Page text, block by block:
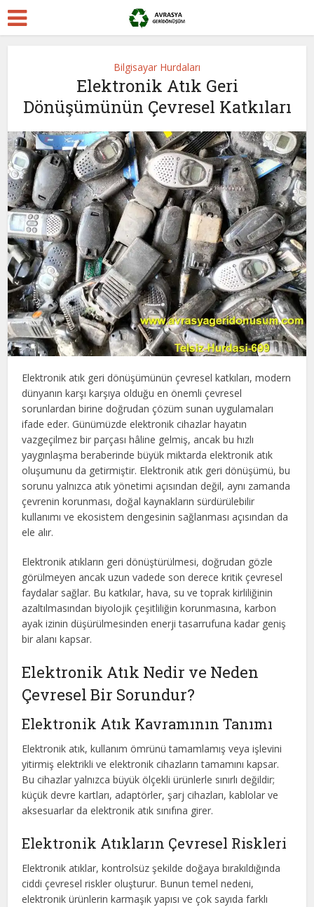
Bilgisayar Hurdaları
Elektronik Atık Geri
Dönüşümünün Çevresel Katkıları
Elektronik atık geri dönüşümünün çevresel katkıları, modern
dünyanın karşı karşıya olduğu en önemli çevresel
sorunlardan birine doğrudan çözüm sunan uygulamaları
ifade eder. Günümüzde elektronik cihazlar hayatın
vazgeçilmez bir parçası hâline gelmiş, ancak bu hızlı
yaygınlaşma beraberinde büyük miktarda elektronik atık
oluşumunu da getirmiştir. Elektronik atık geri dönüşümü, bu
sorunu yalnızca atık yönetimi açısından değil, aynı zamanda
çevrenin korunması, doğal kaynakların sürdürülebilir
kullanımı ve ekosistem dengesinin sağlanması açısından da
ele alır.
Elektronik atıkların geri dönüştürülmesi, doğrudan gözle
görülmeyen ancak uzun vadede son derece kritik çevresel
faydalar sağlar. Bu katkılar, hava, su ve toprak kirliliğinin
azaltılmasından biyolojik çeşitliliğin korunmasına, karbon
ayak izinin düşürülmesinden enerji tasarrufuna kadar geniş
bir alanı kapsar.
Elektronik Atık Nedir ve Neden
Çevresel Bir Sorundur?
Elektronik Atık Kavramının Tanımı
Elektronik atık, kullanım ömrünü tamamlamış veya işlevini
yitirmiş elektrikli ve elektronik cihazların tamamını kapsar.
Bu cihazlar yalnızca büyük ölçekli ürünlerle sınırlı değildir;
küçük devre kartları, adaptörler, şarj cihazları, kablolar ve
aksesuarlar da elektronik atık sınıfına girer.
Elektronik Atıkların Çevresel Riskleri
Elektronik atıklar, kontrolsüz şekilde doğaya bırakıldığında
ciddi çevresel riskler oluşturur. Bunun temel nedeni,
elektronik ürünlerin karmaşık yapısı ve çok sayıda farklı